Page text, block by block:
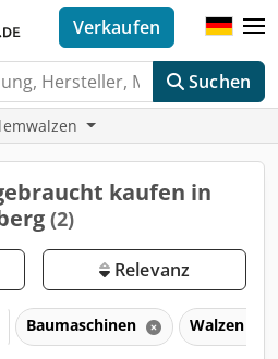
Suchen
Verkaufen
kaufen in
(2)
Relevanz
Baumaschinen Walzen für